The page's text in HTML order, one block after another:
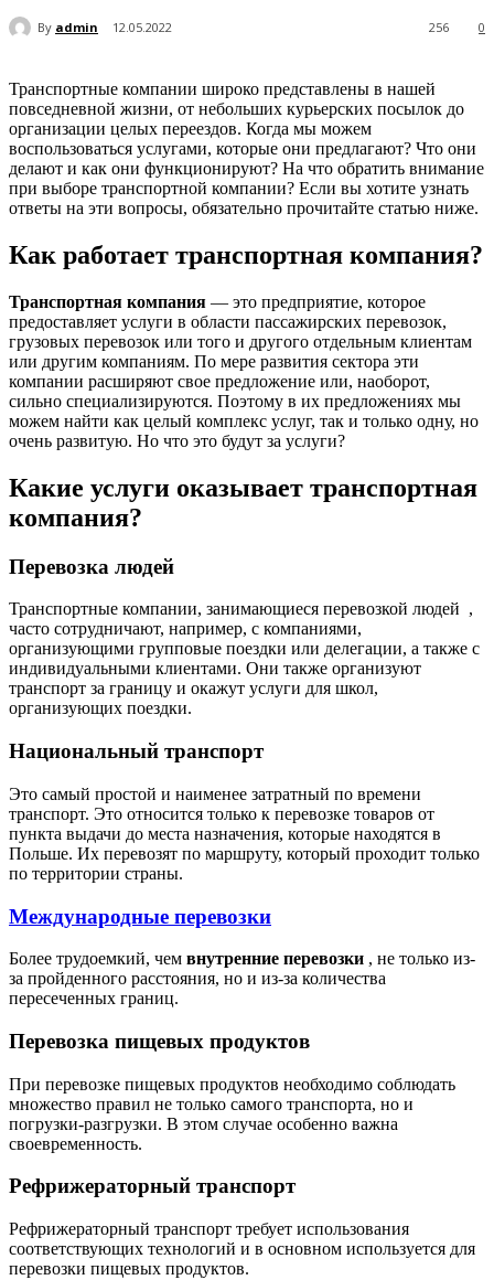
By admin 12.05.2022 0
256
Транспортные компании широко представлены в нашей
повседневной жизни, от небольших курьерских посылок до
организации целых переездов. Когда мы можем
воспользоваться услугами, которые они предлагают? Что они
делают и как они функционируют? На что обратить внимание
при выборе транспортной компании? Если вы хотите узнать
ответы на эти вопросы, обязательно прочитайте статью ниже.
Как работает транспортная компания?
Транспортная компания — это предприятие, которое
предоставляет услуги в области пассажирских перевозок,
грузовых перевозок или того и другого отдельным клиентам
или другим компаниям. По мере развития сектора эти
компании расширяют свое предложение или, наоборот,
сильно специализируются. Поэтому в их предложениях мы
можем найти как целый комплекс услуг, так и только одну, но
очень развитую. Но что это будут за услуги?
Какие услуги оказывает транспортная
компания?
Перевозка людей
Транспортные компании, занимающиеся перевозкой людей ,
часто сотрудничают, например, с компаниями,
организующими групповые поездки или делегации, а также с
индивидуальными клиентами. Они также организуют
транспорт за границу и окажут услуги для школ,
организующих поездки.
Национальный транспорт
Это самый простой и наименее затратный по времени
транспорт. Это относится только к перевозке товаров от
пункта выдачи до места назначения, которые находятся в
Польше. Их перевозят по маршруту, который проходит только
по территории страны.
Международные перевозки
Более трудоемкий, чем внутренние перевозки , не только из-
за пройденного расстояния, но и из-за количества
пересеченных границ.
Перевозка пищевых продуктов
При перевозке пищевых продуктов необходимо соблюдать
множество правил не только самого транспорта, но и
погрузки-разгрузки. В этом случае особенно важна
своевременность.
Рефрижераторный транспорт
Рефрижераторный транспорт требует использования
соответствующих технологий и в основном используется для
перевозки пищевых продуктов.